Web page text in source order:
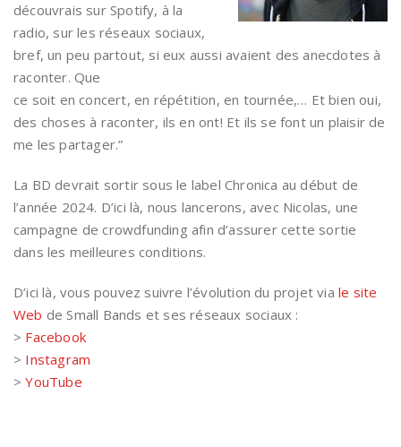
découvrais sur Spotify, à la
radio, sur les réseaux sociaux,
bref, un peu partout, si eux aussi avaient des anecdotes à
raconter. Que
ce soit en concert, en répétition, en tournée,… Et bien oui,
des choses à raconter, ils en ont! Et ils se font un plaisir de
me les partager.”
La BD devrait sortir sous le label Chronica au début de
l’année 2024. D’ici là, nous lancerons, avec Nicolas, une
campagne de crowdfunding afin d’assurer cette sortie
dans les meilleures conditions.
D’ici là, vous pouvez suivre l’évolution du projet viale site
Web de Small Bands et ses réseaux sociaux :
> Facebook
> Instagram
>YouTube